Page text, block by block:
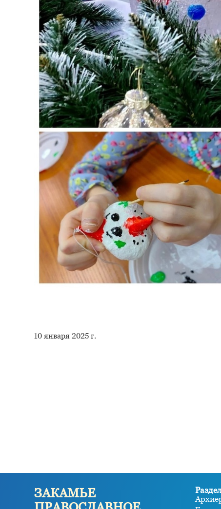
10 января 2025 г.
ЗАКАМЬЕ